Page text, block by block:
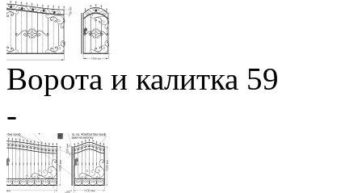
Ворота и калитка 59
-